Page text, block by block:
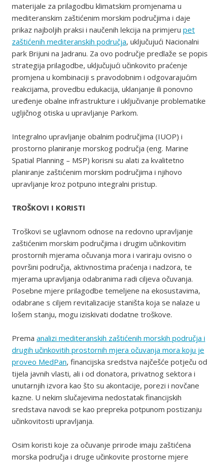
materijale za prilagodbu klimatskim promjenama u
mediteranskim zaštićenim morskim područjima i daje
prikaz najboljih praksi i naučenih lekcija na primjeru pet
zaštićenih mediteranskih područja, uključujući Nacionalni
park Brijuni na Jadranu. Za ovo područje predlaže se popis
strategija prilagodbe, uključujući učinkovito praćenje
promjena u kombinaciji s pravodobnim i odgovarajućim
reakcijama, provedbu edukacija, uklanjanje ili ponovno
uređenje obalne infrastrukture i uključivanje problematike
ugljičnog otiska u upravljanje Parkom.
Integralno upravljanje obalnim područjima (IUOP) i
prostorno planiranje morskog područja (eng. Marine
Spatial Planning – MSP) korisni su alati za kvalitetno
planiranje zaštićenim morskim područjima i njihovo
upravljanje kroz potpuno integralni pristup.
TROŠKOVI I KORISTI
Troškovi se uglavnom odnose na redovno upravljanje
zaštićenim morskim područjima i drugim učinkovitim
prostornih mjerama očuvanja mora i variraju ovisno o
površini područja, aktivnostima praćenja i nadzora, te
mjerama upravljanja odabranima radi ciljeva očuvanja.
Posebne mjere prilagodbe temeljene na ekosustavima,
odabrane s ciljem revitalizacije staništa koja se nalaze u
lošem stanju, mogu iziskivati dodatne troškove.
Prema analizi mediteranskih zaštićenih morskih područja i
drugih učinkovitih prostornih mjera očuvanja mora koju je
proveo MedPan, financijska sredstva najčešće potječu od
tijela javnih vlasti, ali i od donatora, privatnog sektora i
unutarnjih izvora kao što su akontacije, porezi i novčane
kazne. U nekim slučajevima nedostatak financijskih
sredstava navodi se kao prepreka potpunom postizanju
učinkovitosti upravljanja.
Osim koristi koje za očuvanje prirode imaju zaštićena
morska područja i druge učinkovite prostorne mjere